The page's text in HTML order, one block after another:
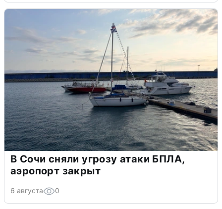
В Сочи сняли угрозу атаки БПЛА,
аэропорт закрыт
6 августа 0